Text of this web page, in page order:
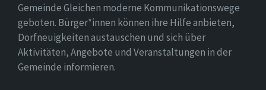
Gemeinde Gleichen moderne Kommunikationswege
geboten. Bürger*innen können ihre Hilfe anbieten,
Dorfneuigkeiten austauschen und sich über
Aktivitäten, Angebote und Veranstaltungen in der
Gemeinde informieren.